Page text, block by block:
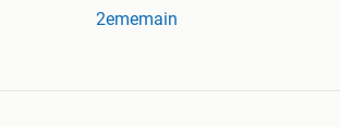
2ememain